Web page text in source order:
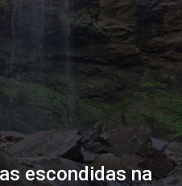
escondidas na